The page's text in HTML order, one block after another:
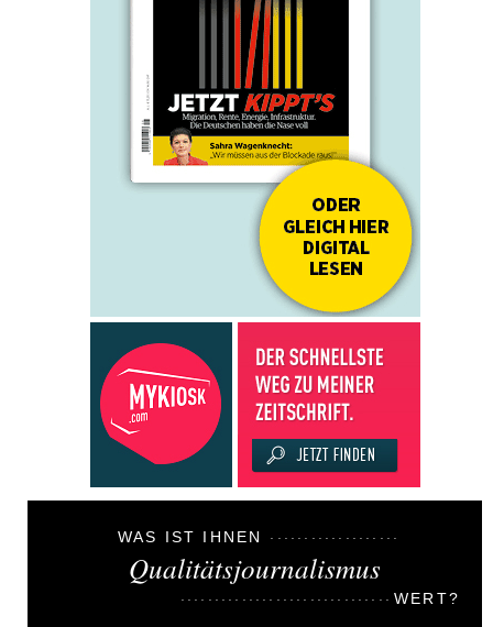
WAS IST IHNEN
Qualitätsjournalismus
WERT?